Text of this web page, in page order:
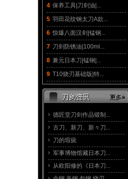
4 保养工具|刀剑油|...
5 羽田花纹钢太刀A款...
6 惊爆八面汉剑|锰钢...
7 刀剑防锈油|100ml...
8 兼元日本刀|锰钢|...
9 T10烧刃基础版|特...
德匠堂刀剑作品锻制...
古刀、新刀、新々刀...
刀的瑕疵
军事博物馆藏日本刀...
从欧阳修的《日本刀...